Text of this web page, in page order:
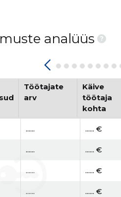
analüüs
?
Töötajate
arv
Käive
töötaja
kohta
...... ...... €
...... ...... €
...... ...... €
...... ...... €